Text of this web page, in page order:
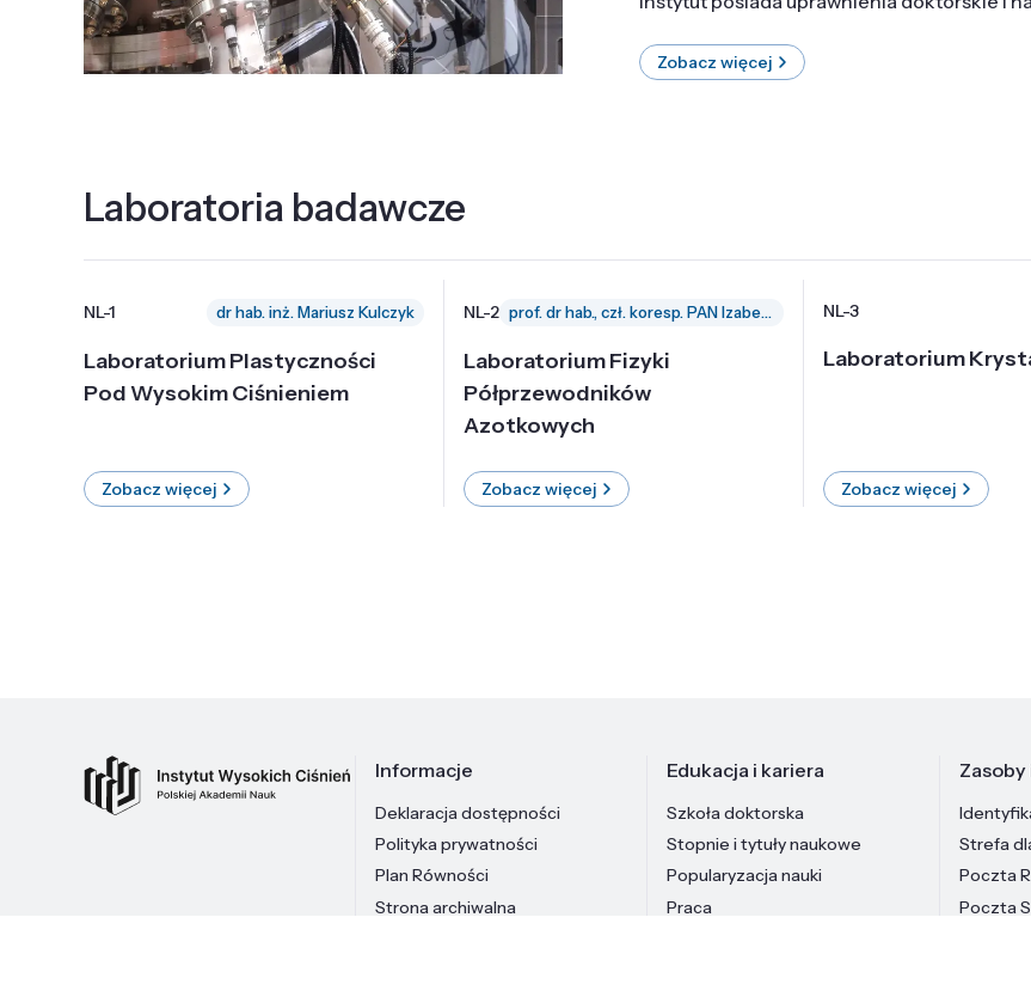
Zobacz więcej
Laboratoria badawcze
NL-1 dr hab. inż. Mariusz Kulczyk
Laboratorium Plastyczności
Pod Wysokim Ciśnieniem
Zobacz więcej
NL-2 prof. dr hab., czł. koresp. PAN Izabella Grzegory
Laboratorium Fizyki
Półprzewodników
Azotkowych
Zobacz więcej
NL-3
Laboratorium
Zobacz więcej
Informacje
Deklaracja dostępności
Polityka prywatności
Plan Równości
Strona archiwalna
Edukacja i kariera
Szkoła doktorska
Stopnie i tytuły naukowe
Popularyzacja nauki
Praca
Zasoby
Strefa
Poczta
Poczta